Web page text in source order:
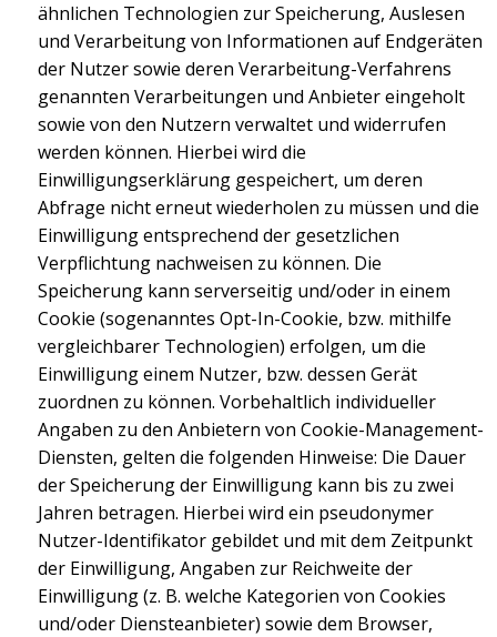
ähnlichen Technologien zur Speicherung, Auslesen
und Verarbeitung von Informationen auf Endgeräten
der Nutzer sowie deren Verarbeitung-Verfahrens
genannten Verarbeitungen und Anbieter eingeholt
sowie von den Nutzern verwaltet und widerrufen
werden können. Hierbei wird die
Einwilligungserklärung gespeichert, um deren
Abfrage nicht erneut wiederholen zu müssen und die
Einwilligung entsprechend der gesetzlichen
Verpflichtung nachweisen zu können. Die
Speicherung kann serverseitig und/oder in einem
Cookie (sogenanntes Opt-In-Cookie, bzw. mithilfe
vergleichbarer Technologien) erfolgen, um die
Einwilligung einem Nutzer, bzw. dessen Gerät
zuordnen zu können. Vorbehaltlich individueller
Angaben zu den Anbietern von Cookie-Management-
Diensten, gelten die folgenden Hinweise: Die Dauer
der Speicherung der Einwilligung kann bis zu zwei
Jahren betragen. Hierbei wird ein pseudonymer
Nutzer-Identifikator gebildet und mit dem Zeitpunkt
der Einwilligung, Angaben zur Reichweite der
Einwilligung (z. B. welche Kategorien von Cookies
und/oder Diensteanbieter) sowie dem Browser,